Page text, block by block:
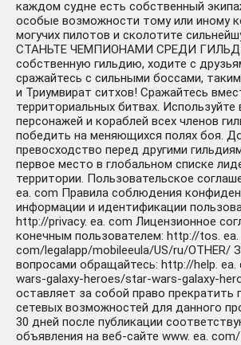
каждом судне есть собственный
особые возможности тому или иному
могучих пилотов и сколотите
СТАНЬТЕ ЧЕМПИОНАМИ СРЕДИ
собственную гильдию, ходите с
сражайтесь с сильными боссами,
и Триумвират ситхов! Сражайтесь
территориальных битвах. Используйте
персонажей и кораблей всех членов
победить на меняющихся полях боя.
превосходство перед другими
первое место в глобальном списке
территории. Пользовательское
ea. com Правила соблюдения
информации и идентификации
http://privacy. ea. com Лицензионное
конечным пользователем: http://tos. ea.
com/legalapp/mobileeula/US/ru/OTHER/
вопросами обращайтесь: http://help.
wars-galaxy-heroes/star-wars-galaxy-
оставляет за собой право прекратить
сетевых возможностей для данного
30 дней после публикации
объявления на веб-сайте www. ea.